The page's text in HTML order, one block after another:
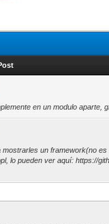
en un modulo aparte,
un framework(no es
lo pueden ver aquí: https://